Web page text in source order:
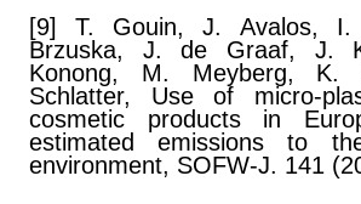
[9] T. Gouin, J. Avalos, I.
Brzuska, J. de Graaf, J.
Konong, M. Meyberg, K.
Schlatter, Use of micro-
cosmetic products in
estimated emissions to
environment, SOFW-J. 141